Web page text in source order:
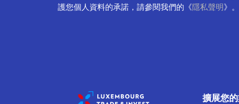
護您個人資料的承諾，請參閱我們的《隱私聲明》。
擴展您